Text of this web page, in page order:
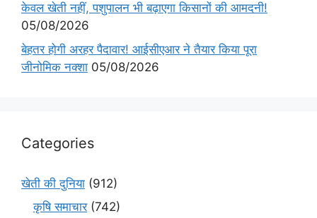
केवल खेती नहीं, पशुपालन भी बढ़ाएगा किसानों की आमदनी!
05/08/2026
बेहतर होगी अरहर पैदावार! आईसीएआर ने तैयार किया पूरा
जीनोमिक नक्शा 05/08/2026
Categories
खेती की दुनिया (912)
कृषि समाचार(742)